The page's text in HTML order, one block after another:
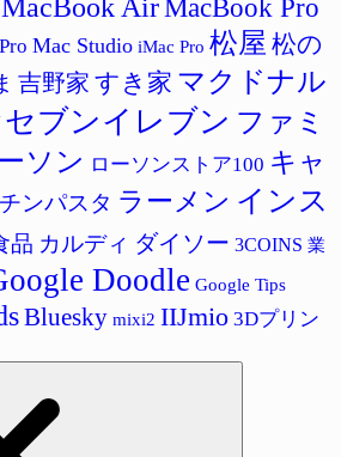
MacBook AirMacBook Pro
Mac Studio iMac Pro 松屋 松の
吉野家 すき家 マクドナル
セブンイレブン ファミ
ソン ローソンストア100 キャ
ンパスタ ラーメン インス
品 カルディ ダイソー 3COINS 業
Doodle Google Tips
Bluesky mixi2 IIJmio 3Dプリン